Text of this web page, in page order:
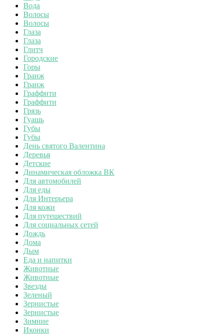
Вода
Волосы
Волосы
Глаза
Глаза
Глитч
Городские
Горы
Гранж
Гранж
Граффити
Граффити
Грязь
Гуашь
Губы
Губы
День святого Валентина
Деревья
Детские
Динамическая обложка ВК
Для автомобилей
Для еды
Для Интерьера
Для кожи
Для путешествий
Для социальных сетей
Дождь
Дома
Дым
Еда и напитки
Животные
Животные
Звезды
Зеленый
Зернистые
Зернистые
Зимние
Иконки